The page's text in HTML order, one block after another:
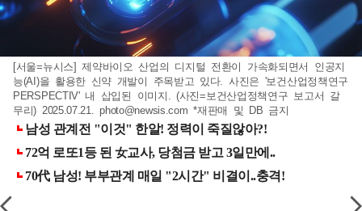
[서울=뉴시스] 제약바이오 산업의 디지털 전환이 가속화되면서 인공지
능(AI)을 활용한 신약 개발이 주목받고 있다. 사진은 '보건산업정책연구
PERSPECTIV' 내 삽입된 이미지. (사진=보건산업정책연구 보고서 갈
무리) 2025.07.21.photo@newsis.com *재판매 및 DB 금지